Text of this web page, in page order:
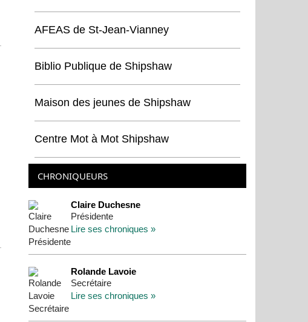
AFEAS de St-Jean-Vianney
Biblio Publique de Shipshaw
Maison des jeunes de Shipshaw
Centre Mot à Mot Shipshaw
CHRONIQUEURS
Claire Duchesne
Présidente
Lire ses chroniques »
Rolande Lavoie
Secrétaire
Lire ses chroniques »